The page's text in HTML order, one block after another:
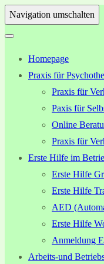
Navigation umschalten
Homepage
Praxis für
Praxis für
Paxis für
Online
Praxis für
Erste Hilfe im
Erste Hilfe
Erste Hilfe
AED
Erste Hilfe
Anmeldung
Arbeits-und